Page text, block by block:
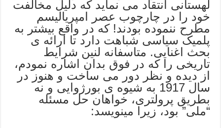
لهستانی انتقاد می نماید که دلیل مخالفت
خود را در چارچوب عصر امپریالیسم
مطرح ننموده بودند! که در واقع بیشتر به
پلمیک سیاسی شباهت دارد تا ارائه ی
بحث اغنایی. متاسفانه لنین شرایط
تاریخی را که در فوق بدان اشاره نمودم،
از دیده و نظر دور می ساخت و هنوز در
سال 1917 به شیوه ی بورژوایی و نه
بطریق پرولتری، خواهان حل مسئله
“ملی” بود، زیرا مینویسد: